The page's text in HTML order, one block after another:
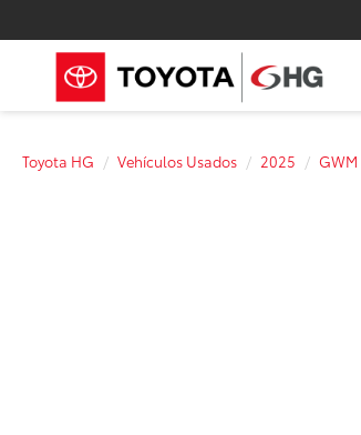
Toyota HG Vehículos Usados 2025 GWM